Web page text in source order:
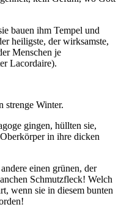
bauen ihm Tempel und
heiligste, der wirksamste,
Menschen je
Lacordaire).
strenge Winter.
gingen, hüllten sie,
in ihre dicken
einen grünen, der
Schmutzfleck! Welch
wenn sie in diesem bunten